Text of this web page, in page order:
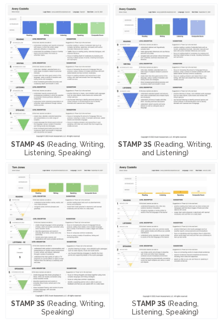
STAMP 4S (Reading, Writing,
Listening, Speaking)
STAMP 3S (Reading, Writing,
and Listening)
STAMP 3S (Reading, Writing,
Speaking)
STAMP 3S (Reading,
Listening, Speaking)